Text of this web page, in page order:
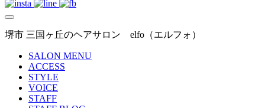
堺市 三国ヶ丘のヘアサロン elfo（エルフォ）
SALON MENU
ACCESS
STYLE
VOICE
STAFF